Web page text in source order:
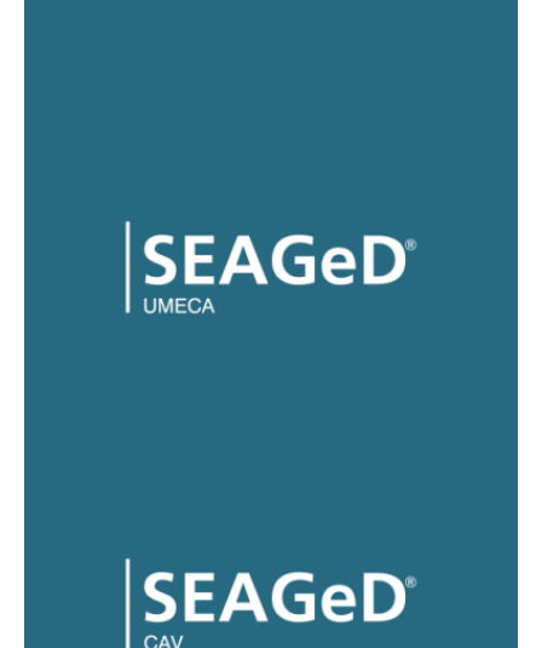
SEAGeD® UMECA
SEAGeD® CAV